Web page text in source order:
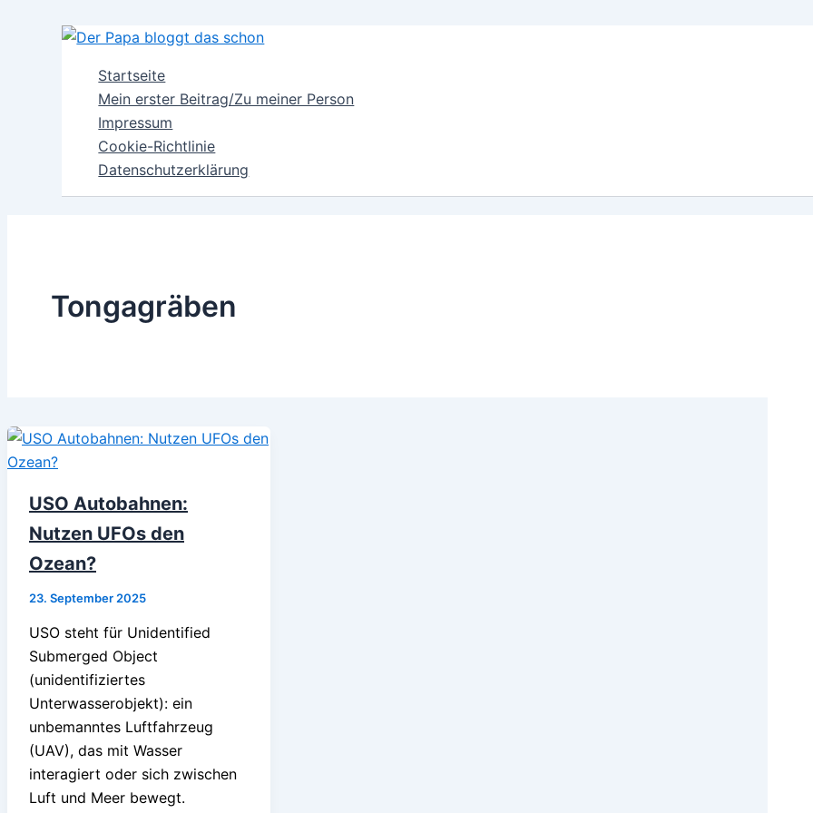
Startseite
Mein erster Beitrag/Zu meiner Person
Impressum
Cookie-Richtlinie
Datenschutzerklärung
Tongagräben
USO Autobahnen:
Nutzen UFOs den
Ozean?
23. September 2025
USO steht für Unidentified
Submerged Object
(unidentifiziertes
Unterwasserobjekt): ein
unbemanntes Luftfahrzeug
(UAV), das mit Wasser
interagiert oder sich zwischen
Luft und Meer bewegt.